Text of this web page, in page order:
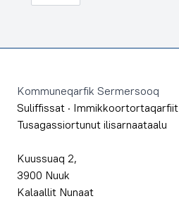
Kommuneqarfik Sermersooq
Suliffissat · Immikkoortortaqarfiit
Tusagassiortunut ilisarnaataalu
Kuussuaq 2,
3900 Nuuk
Kalaallit Nunaat